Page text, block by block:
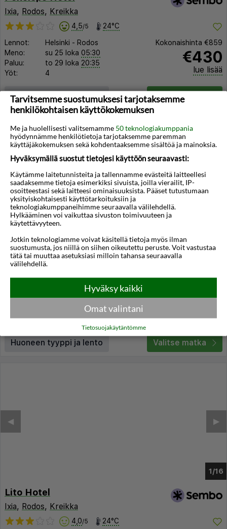
Ixia, Rodos, Kreikka
4,5/5 24°C
Lennot: Helsinki - Rodos
Meno:
su 25 loka 05:30
Paluu:
to 29 loka 20:35
Yöt:
4
Kokonaishinta €859
€430
lue lisää
Huoneen tyyppi ja lento Valitse matka
Valentino Hotel
Kremastí,Rodos,Kreikka
Rodos
Meno:
ti 03 marras 14:00
la 07 marras 20:35
Yöt:
4 lue lisää
Huoneen tyyppi ja lento Valitse matka
1/10
▶︎
◀︎
Lito Hotel
Ixia, Rodos, Kreikka
4,0/5 24°C
Tarvitsemme suostumuksesi tarjotaksemme
henkilökohtaisen käyttökokemuksen
Me ja huolellisesti valitsemamme 50 teknologiakumppania
hyödynnämme henkilötietoja tarjotaksemme paremman
käyttäjäkokemuksen sekä kohdentaaksemme sisältöä ja mainoksia.
Hyväksymällä suostut tietojesi käyttöön seuraavasti:
Käytämme laitetunnisteita ja tallennamme evästeitä laitteellesi
saadaksemme tietoja esimerkiksi sivuista, joilla vierailit, IP-
osoitteestasi sekä laitteesi ominaisuuksista. Pääset tutustumaan
yksityiskohtaisesti käyttötarkoituksiin ja
teknologiakumppaneihimme seuraavalla välilehdellä.
Hylkääminen voi vaikuttaa sivuston toimivuuteen ja
käytettävyyteen.
Jotkin teknologiamme voivat käsitellä tietoja myös ilman
suostumusta, jos niillä on siihen oikeutettu peruste. Voit vastustaa
tätä tai muuttaa asetuksiasi milloin tahansa seuraavalla
välilehdellä.
Hyväksy kaikki
Omat valintani
Tietosuojakäytäntömme